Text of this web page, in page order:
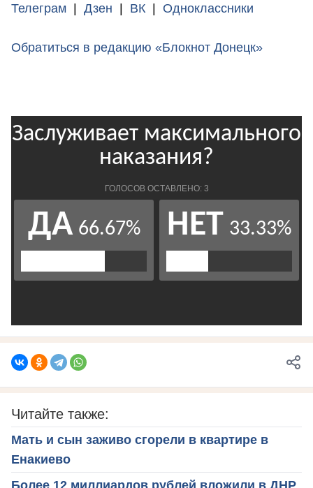
Телеграм | Дзен | ВК | Одноклассники
Обратиться в редакцию «Блокнот Донецк»
Читайте также:
Мать и сын заживо сгорели в квартире в
Енакиево
Более 12 миллиардов рублей вложили в ДНР